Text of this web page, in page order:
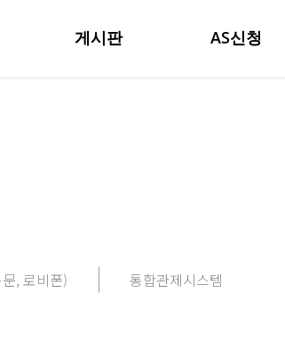
게시판 AS신청
, 로비폰) 통합관제시스템